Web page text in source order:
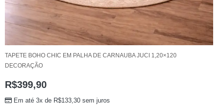
TAPETE BOHO CHIC EM PALHA DE CARNAUBA JUCI 1,20×120
DECORAÇÃO
R$399,90
Em até 3x de R$133,30 sem juros